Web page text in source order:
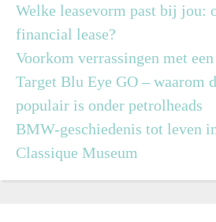
Welke leasevorm past bij jou:
financial lease?
Voorkom verrassingen met
Target Blu Eye GO – waarom
populair is onder petrolheads
BMW-geschiedenis tot leven
Classique Museum